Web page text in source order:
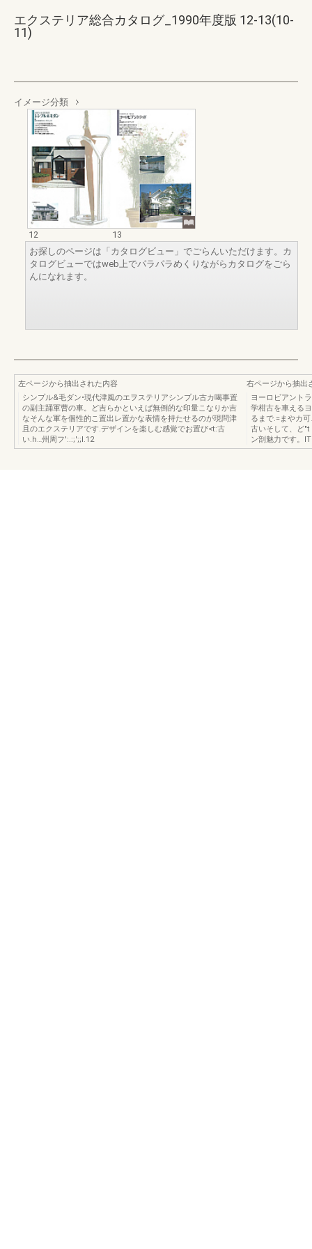
エクステリア総合カタログ_1990年度版 12-13(10-
11)
イメージ分類
12
13
お探しのページは「カタログビュー」でごらんいただけます。カ
タログビューではweb上でパラパラめくりながらカタログをごら
んになれます。
左ページから抽出された内容
シンプル&毛ダン•現代津風のエヲステリアシンプル古カ喝事置
の副主踊軍曹の車。ど吉らかといえば無倒的な印量こなりか吉
なそんな軍を個性的こ置出レ置かな表情を持たせるのが現問津
且のエクステリアです.デザインを楽しむ感覚でお置び<t:古
い.h…州周フ':.:;';;l.12
右ページから抽出
ヨーロビアント
学柑古を車える
るまで.=まやカ
古いそして、ど"t
ン剖魅力です。